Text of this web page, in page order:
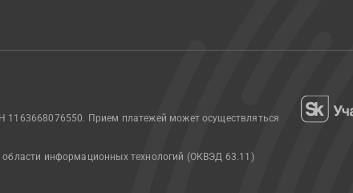
1163668076550. Прием платежей может осуществляться
области информационных технологий (ОКВЭД 63.11)